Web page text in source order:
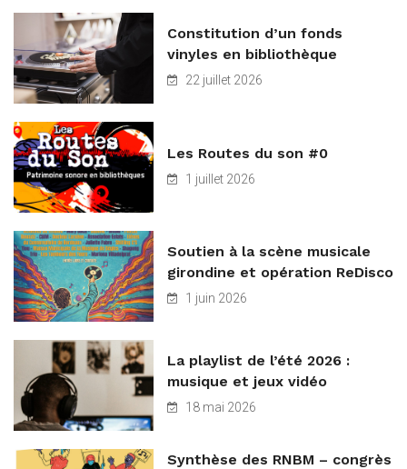
Constitution d’un fonds
vinyles en bibliothèque
22 juillet 2026
Les Routes du son #0
1 juillet 2026
Soutien à la scène musicale
girondine et opération ReDisco
1 juin 2026
La playlist de l’été 2026 :
musique et jeux vidéo
18 mai 2026
Synthèse des RNBM – congrès